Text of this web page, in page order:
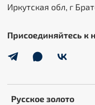
Русское золото
Иркутская обл, г
Присоединяйтесь к